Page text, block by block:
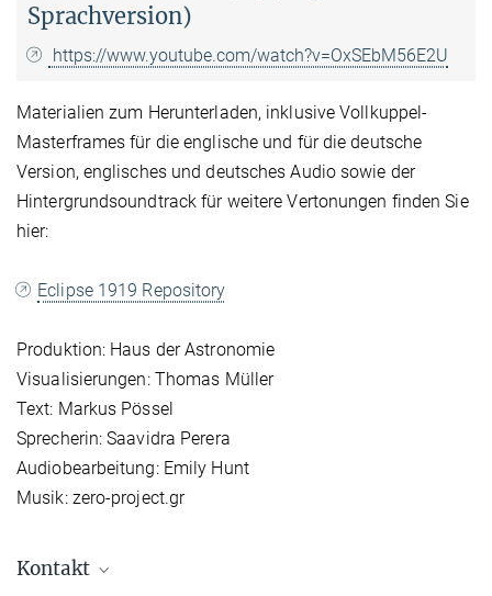
Sprachversion)
https://www.youtube.com/watch?v=OxSEbM56E2U
Materialien zum Herunterladen, inklusive Vollkuppel-
Masterframes für die englische und für die deutsche
Version, englisches und deutsches Audio sowie der
Hintergrundsoundtrack für weitere Vertonungen finden Sie
hier:
Eclipse 1919 Repository
Produktion: Haus der Astronomie
Visualisierungen: Thomas Müller
Text: Markus Pössel
Sprecherin: Saavidra Perera
Audiobearbeitung: Emily Hunt
Musik: zero-project.gr
Kontakt